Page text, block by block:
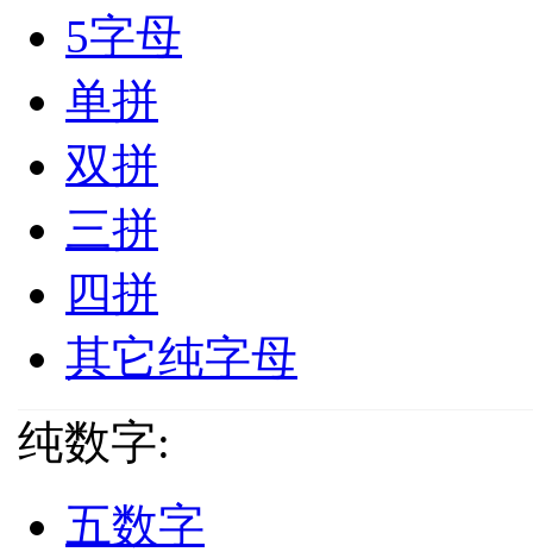
5字母
单拼
双拼
三拼
四拼
其它纯字母
纯数字:
五数字